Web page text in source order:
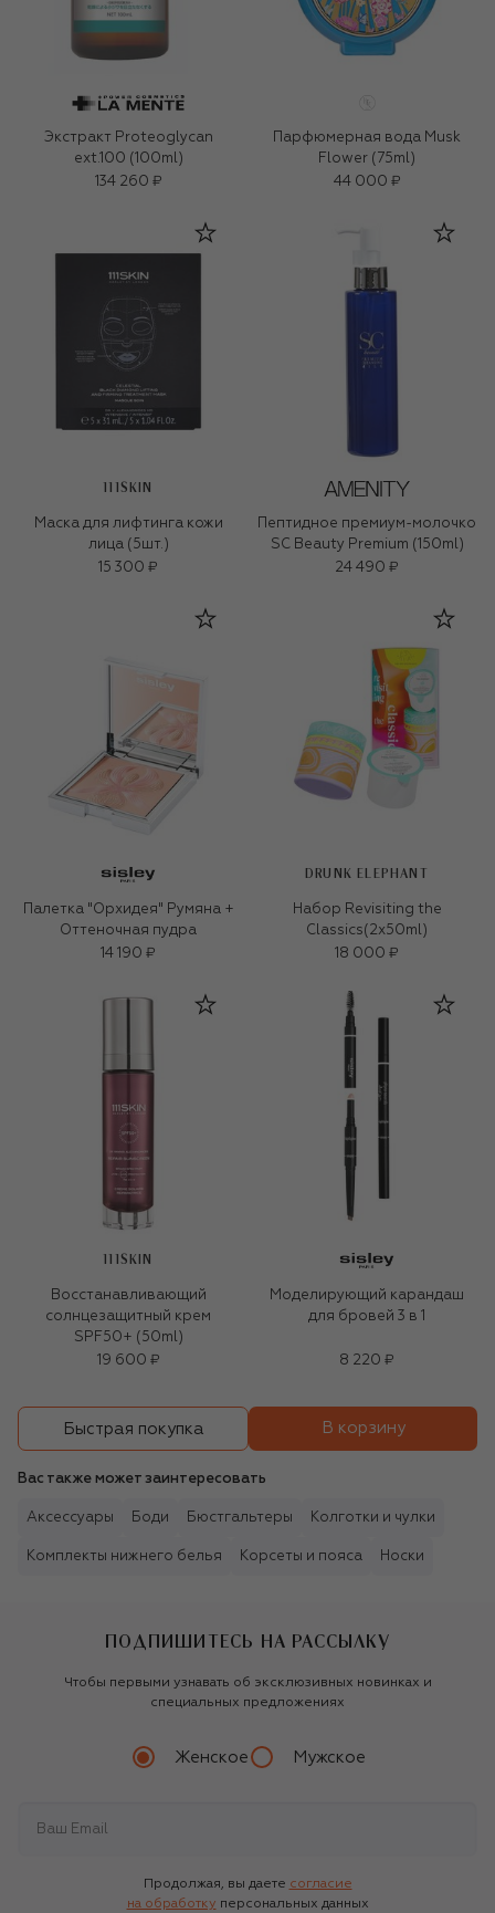
Экстракт Proteoglycan
ext.100 (100ml)
134 260 ₽
Парфюмерная вода Musk
Flower (75ml)
44 000 ₽
111SKIN
Маска для лифтинга кожи
лица (5шт.)
15 300 ₽
Пептидное премиум-молочко
SC Beauty Premium (150ml)
24 490 ₽
Палетка "Орхидея" Румяна +
Оттеночная пудра
14 190 ₽
DRUNK ELEPHANT
Набор Revisiting the
Classics(2x50ml)
18 000 ₽
111SKIN
Восстанавливающий
солнцезащитный крем
SPF50+ (50ml)
19 600 ₽
Моделирующий карандаш
для бровей 3 в 1
8 220 ₽
Быстрая покупка В корзину
Вас также может заинтересовать
Аксессуары Боди Бюстгальтеры Колготки и чулки
Комплекты нижнего белья Корсеты и пояса Носки
ПОДПИШИТЕСЬ НА РАССЫЛКУ
Чтобы первыми узнавать об эксклюзивных новинках и
специальных предложениях
Женское Мужское
Продолжая, вы даете согласие
на обработку персональных данных